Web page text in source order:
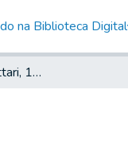
na Biblioteca Digital
L’Adunata dei Refrattari, 1959, v XXXVIII, n 31